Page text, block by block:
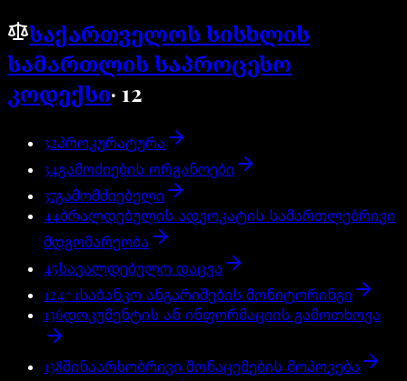
საქართველოს სისხლის
სამართლის საპროცესო
კოდექსი·12
32პროკურატურა
34გამოძიების ორგანოები
37გამომძიებელი
44ბრალდებულის ადვოკატის სამართლებრივი
მდგომარეობა
45სავალდებულო დაცვა
124^1საბანკო ანგარიშების მონიტორინგი
136დოკუმენტის ან ინფორმაციის გამოთხოვა
138შინაარსობრივი მონაცემების მოპოვება